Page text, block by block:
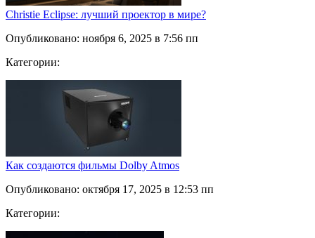
Christie Eclipse: лучший проектор в мире?
Опубликовано: ноября 6, 2025 в 7:56 пп
Категории:
Как создаются фильмы Dolby Atmos
Опубликовано: октября 17, 2025 в 12:53 пп
Категории: